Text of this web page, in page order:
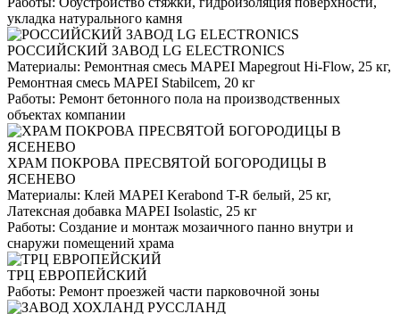
укладка натурального камня
РОССИЙСКИЙ ЗАВОД LG ELECTRONICS
Материалы: Ремонтная смесь MAPEI Mapegrout Hi-Flow, 25 кг,
Ремонтная смесь MAPEI Stabilcem, 20 кг
Работы: Ремонт бетонного пола на производственных
объектах компании
ХРАМ ПОКРОВА ПРЕСВЯТОЙ БОГОРОДИЦЫ В
ЯСЕНЕВО
Материалы: Клей MAPEI Kerabond T-R белый, 25 кг,
Латексная добавка MAPEI Isolastic, 25 кг
Работы: Создание и монтаж мозаичного панно внутри и
снаружи помещений храма
ТРЦ ЕВРОПЕЙСКИЙ
Работы: Ремонт проезжей части парковочной зоны